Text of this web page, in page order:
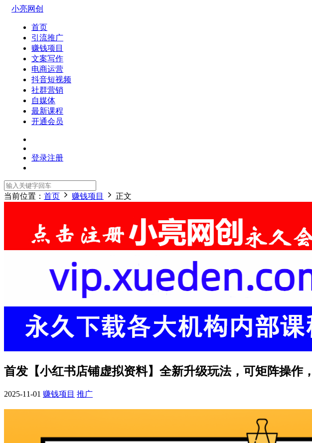
小亮网创
首页
引流推广
赚钱项目
文案写作
电商运营
抖音短视频
社群营销
自媒体
最新课程
开通会员
登录注册
当前位置： 首页 赚钱项目 正文
首发【小红书店铺虚拟资料】全新升级玩法，可矩阵操作
2025-11-01 赚钱项目 推广